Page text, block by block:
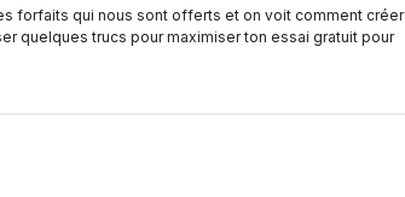
forfaits qui nous sont offerts et on voit comment créer
quelques trucs pour maximiser ton essai gratuit pour